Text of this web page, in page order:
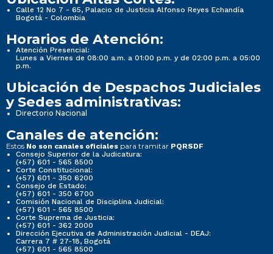
Calle 12 No 7 - 65, Palacio de Justicia Alfonso Reyes Echandía
Bogotá - Colombia
Horarios de Atención:
Atención Presencial:
Lunes a Viernes de 08:00 a.m. a 01:00 p.m. y de 02:00 p.m. a 05:00
p.m.
Ubicación de Despachos Judiciales
y Sedes administrativas:
Directorio Nacional
Canales de atención:
Estos No son canales oficiales para tramitar PQRSDF
Consejo Superior de la Judicatura:
(+57) 601 - 565 8500
Corte Constitucional:
(+57) 601 - 350 6200
Consejo de Estado:
(+57) 601 - 350 6700
Comisión Nacional de Disciplina Judicial:
(+57) 601 - 565 8500
Corte Suprema de Justicia:
(+57) 601 - 362 2000
Dirección Ejecutiva de Administración Judicial - DEAJ:
Carrera 7 # 27-18, Bogotá
(+57) 601 - 565 8500